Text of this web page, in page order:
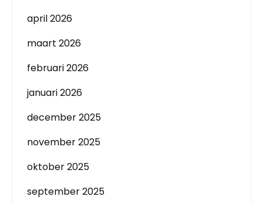
april 2026
maart 2026
februari 2026
januari 2026
december 2025
november 2025
oktober 2025
september 2025